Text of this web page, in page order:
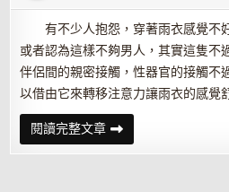
說
給
你
聽……
有不少人抱怨，穿著雨衣感覺不
或者認為這樣不夠男人，其實這隻不
伴侶間的親密接觸，性器官的接觸不
以借由它來轉移注意力讓雨衣的感覺
閱讀完整文章男
人
如